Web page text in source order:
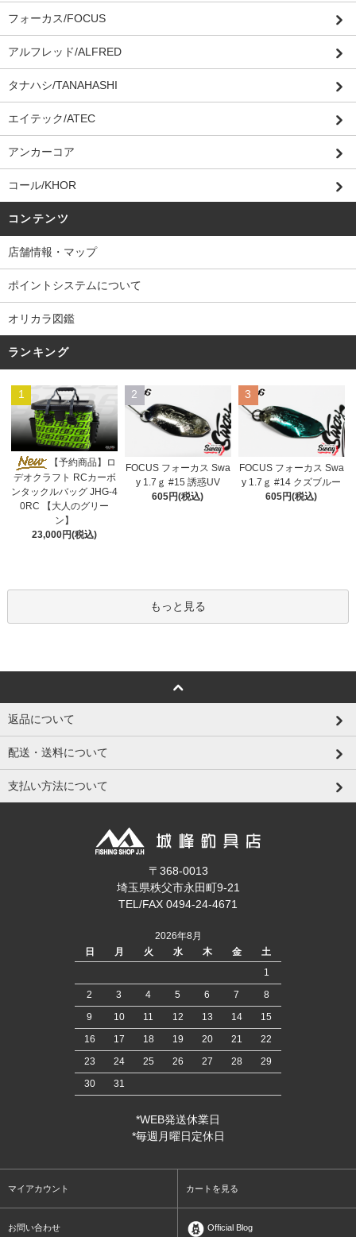
フォーカス/FOCUS
アルフレッド/ALFRED
タナハシ/TANAHASHI
エイテック/ATEC
アンカーコア
コール/KHOR
コンテンツ
店舗情報・マップ
ポイントシステムについて
オリカラ図鑑
ランキング
1
【予約商品】ロ
デオクラフト RCカーボ
ンタックルバッグ JHG-4
0RC 【大人のグリー
ン】
23,000円(税込)
2
FOCUS フォーカス Swa
y 1.7ｇ #15 誘惑UV
605円(税込)
3
FOCUS フォーカス Swa
y 1.7ｇ #14 クズブルー
605円(税込)
もっと見る
返品について
配送・送料について
支払い方法について
〒368-0013
埼玉県秩父市永田町9-21
TEL/FAX 0494-24-4671
2026年8月
日
月 火 水 木 金
土
1
2
3 4 5 6 7
8
9
10 11 12 13 14
15
16
17 18 19 20 21
22
23
24 25 26 27 28
29
30
31
*WEB発送休業日
*毎週月曜日定休日
マイアカウント カートを見る
お問い合わせ Official Blog